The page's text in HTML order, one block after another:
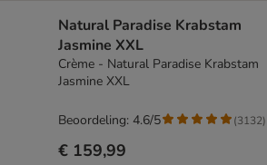
Natural Paradise Krabstam
Jasmine XXL
Crème - Natural Paradise Krabstam
Jasmine XXL
€ 159,99
Beoordeling: 4.6/5 (3132)